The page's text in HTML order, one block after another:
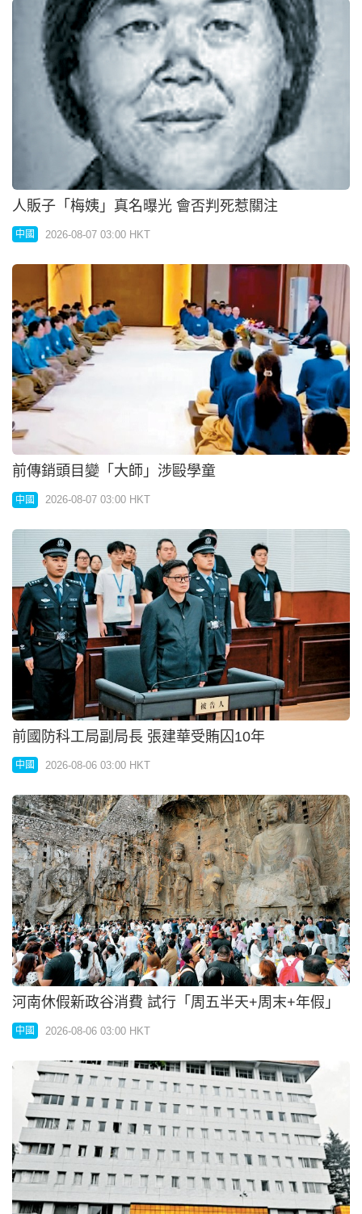
人販子「梅姨」真名曝光 會否判死惹關注
中國 2026-08-07 03:00 HKT
前傳銷頭目變「大師」涉毆學童
中國 2026-08-07 03:00 HKT
前國防科工局副局長 張建華受賄囚10年
中國 2026-08-06 03:00 HKT
河南休假新政谷消費 試行「周五半天+周末+年假」
中國 2026-08-06 03:00 HKT